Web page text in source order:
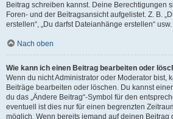
Beitrag schreiben kannst. Deine Berechtigungen
Foren- und der Beitragsansicht aufgelistet. Z. B.
erstellen“, „Du darfst Dateianhänge erstellen“ usw.
Nach oben
Wie kann ich einen Beitrag bearbeiten oder
Wenn du nicht Administrator oder Moderator bist,
Beiträge bearbeiten oder löschen. Du kannst
du das „Ändere Beitrag“-Symbol für den
eventuell ist dies nur für einen begrenzten
möglich. Wenn bereits jemand auf deinen Beitrag